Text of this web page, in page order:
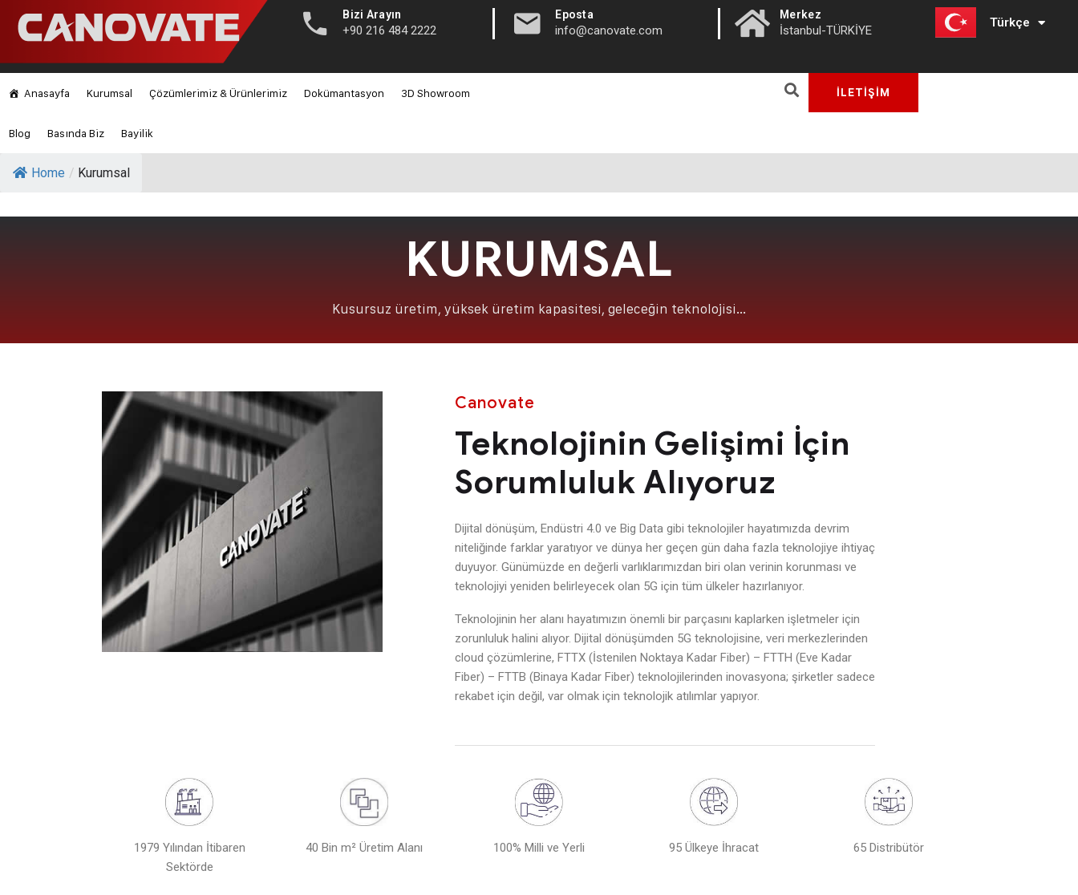
Bizi Arayın
+90 216 484 2222 | Eposta
info@canovate.com | Merkez
İstanbul-TÜRKİYE
Türkçe
English
Anasayfa Kurumsal Çözümlerimiz & Ürünlerimiz Dokümantasyon 3D Showroom
Blog Basında Biz Bayilik
İLETİŞİM
Home / Kurumsal
KURUMSAL
Kusursuz üretim, yüksek üretim kapasitesi, geleceğin teknolojisi…
Canovate
Teknolojinin Gelişimi İçin
Sorumluluk Alıyoruz
Dijital dönüşüm, Endüstri 4.0 ve Big Data gibi teknolojiler hayatımızda devrim
niteliğinde farklar yaratıyor ve dünya her geçen gün daha fazla teknolojiye ihtiyaç
duyuyor. Günümüzde en değerli varlıklarımızdan biri olan verinin korunması ve
teknolojiyi yeniden belirleyecek olan 5G için tüm ülkeler hazırlanıyor.
Teknolojinin her alanı hayatımızın önemli bir parçasını kaplarken işletmeler için
zorunluluk halini alıyor. Dijital dönüşümden 5G teknolojisine, veri merkezlerinden
cloud çözümlerine, FTTX (İstenilen Noktaya Kadar Fiber) – FTTH (Eve Kadar
Fiber) – FTTB (Binaya Kadar Fiber) teknolojilerinden inovasyona; şirketler sadece
rekabet için değil, var olmak için teknolojik atılımlar yapıyor.
1979 Yılından İtibaren
Sektörde
40 Bin m² Üretim Alanı 100% Milli ve Yerli 95 Ülkeye İhracat 65 Distribütör